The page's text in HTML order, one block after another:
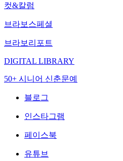
컷&칼럼
브라보스페셜
브라보리포트
DIGITAL LIBRARY
50+ 시니어 신춘문예
블로그
인스타그램
페이스북
유튜브